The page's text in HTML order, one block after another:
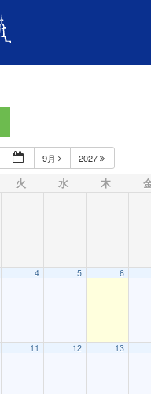
9月 2027
火 水 木
を救え！〜
4 5 6
を救え！〜
11 12 13